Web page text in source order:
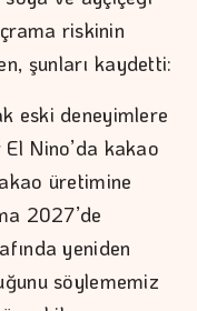
riskinin
şunları kaydetti:
eski deneyimlere
Nino’da kakao
üretimine
2027’de
yeniden
söylememiz